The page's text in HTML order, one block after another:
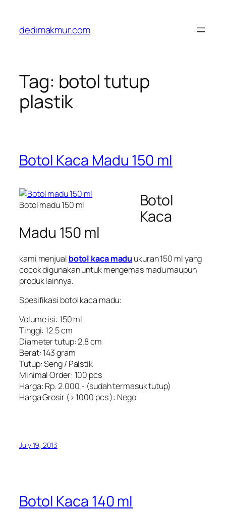
content
dedimakmur.com
Tag: botol tutup
plastik
Botol Kaca Madu 150 ml
Botol madu 150 ml
Botol
Kaca
Madu 150 ml
kami menjual botol kaca madu ukuran 150 ml yang
cocok digunakan untuk mengemas madu maupun
produk lainnya.
Spesifikasi botol kaca madu:
Volume isi: 150 ml
Tinggi: 12.5 cm
Diameter tutup: 2.8 cm
Berat: 143 gram
Tutup: Seng / Palstik
Minimal Order: 100 pcs
Harga: Rp. 2.000,- (sudah termasuk tutup)
Harga Grosir (> 1000 pcs ): Nego
July 19, 2013
Botol Kaca 140 ml